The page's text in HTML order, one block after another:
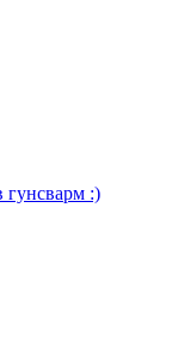
гунсварм :)